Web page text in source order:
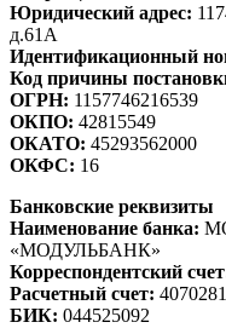
Юридический адрес:
д.61А
Идентификационный
Код причины
ОГРН: 1157746216539
ОКПО: 42815549
ОКАТО: 45293562000
ОКФС: 16
Банковские реквизиты
Наименование банка:
«МОДУЛЬБАНК»
Корреспондентский
Расчетный счет:
БИК: 044525092